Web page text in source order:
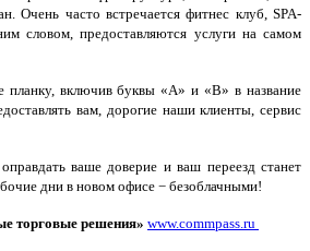
Очень часто встречается фитнес клуб, SPA-
словом, предоставляются услуги на самом
планку, включив буквы «А» и «B» в название
вам, дорогие наши клиенты, сервис
ваше доверие и ваш переезд станет
дни в новом офисе − безоблачными!
торговые решения» www.commpass.ru